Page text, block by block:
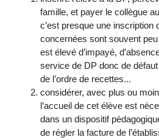
famille, et payer le collègue
c’est presque une inscription
concernées sont souvent
est élevé d’impayé,
service de DP donc de
de l’ordre de recettes...
considérer, avec plus ou
l’accueil de cet élève est
dans un dispositif
de régler la facture de